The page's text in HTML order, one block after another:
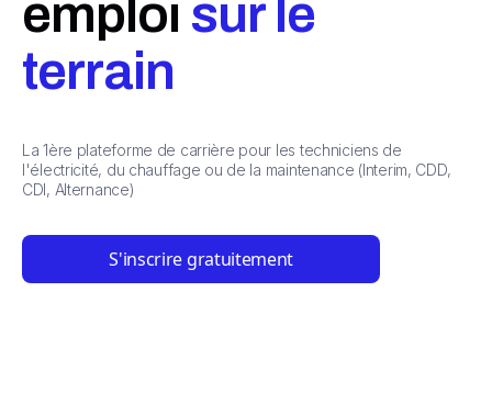
emploi sur le
terrain
La 1ère plateforme de carrière pour les techniciens de
l'électricité, du chauffage ou de la maintenance (Interim, CDD,
CDI, Alternance)
S'inscrire gratuitement